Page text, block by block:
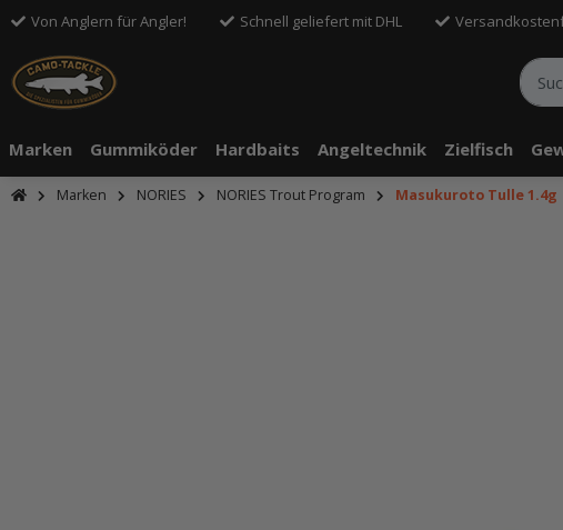
Von Anglern für Angler! Schnell geliefert mit DHL
Marken Gummiköder Hardbaits Angeltechnik Zielfisch
Marken NORIES NORIES Trout Program Masukuroto Tulle 1.4g
An dieser Stelle
Drittanbietern